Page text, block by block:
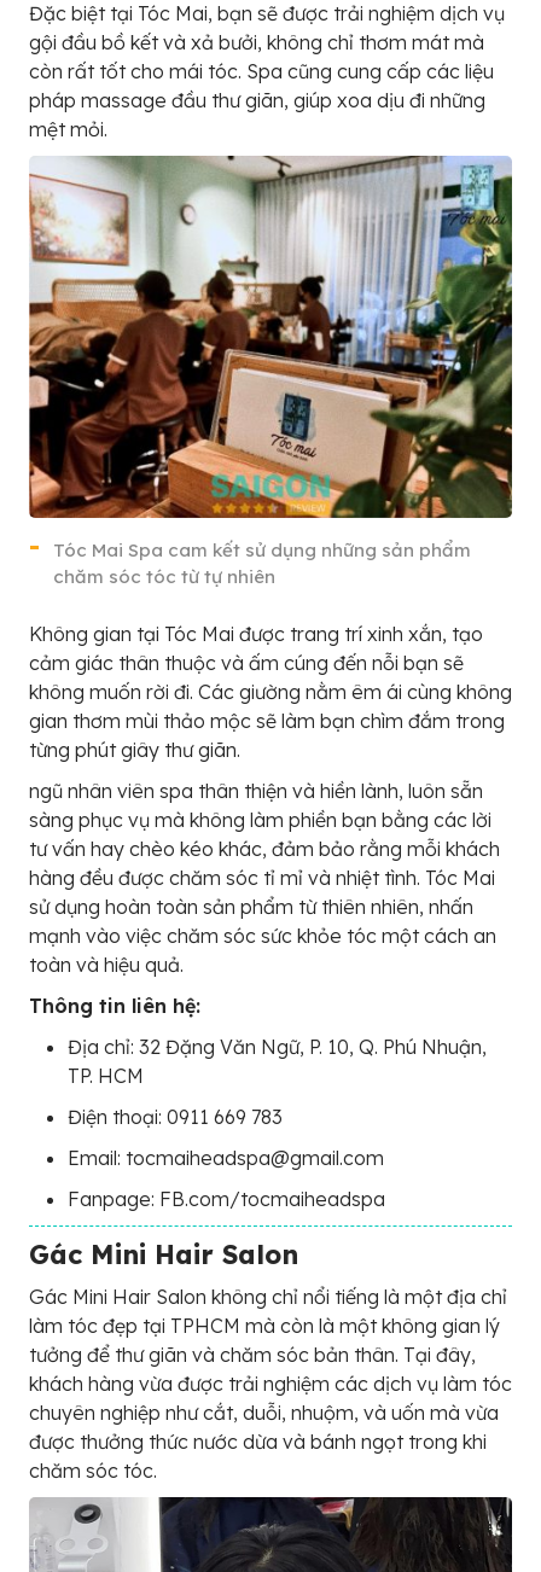
Đặc biệt tại Tóc Mai, bạn sẽ được trải nghiệm dịch vụ
gội đầu bồ kết và xả bưởi, không chỉ thơm mát mà
còn rất tốt cho mái tóc. Spa cũng cung cấp các liệu
pháp massage đầu thư giãn, giúp xoa dịu đi những
mệt mỏi.
Tóc Mai Spa cam kết sử dụng những sản phẩm
chăm sóc tóc từ tự nhiên
Không gian tại Tóc Mai được trang trí xinh xắn, tạo
cảm giác thân thuộc và ấm cúng đến nỗi bạn sẽ
không muốn rời đi. Các giường nằm êm ái cùng không
gian thơm mùi thảo mộc sẽ làm bạn chìm đắm trong
từng phút giây thư giãn.
ngũ nhân viên spa thân thiện và hiền lành, luôn sẵn
sàng phục vụ mà không làm phiền bạn bằng các lời
tư vấn hay chèo kéo khác, đảm bảo rằng mỗi khách
hàng đều được chăm sóc tỉ mỉ và nhiệt tình. Tóc Mai
sử dụng hoàn toàn sản phẩm từ thiên nhiên, nhấn
mạnh vào việc chăm sóc sức khỏe tóc một cách an
toàn và hiệu quả.
Thông tin liên hệ:
Địa chỉ: 32 Đặng Văn Ngữ, P. 10, Q. Phú Nhuận,
TP. HCM
Điện thoại: 0911 669 783
Email: tocmaiheadspa@gmail.com
Fanpage: FB.com/tocmaiheadspa
Gác Mini Hair Salon
Gác Mini Hair Salon không chỉ nổi tiếng là một địa chỉ
làm tóc đẹp tại TPHCM mà còn là một không gian lý
tưởng để thư giãn và chăm sóc bản thân. Tại đây,
khách hàng vừa được trải nghiệm các dịch vụ làm tóc
chuyên nghiệp như cắt, duỗi, nhuộm, và uốn mà vừa
được thưởng thức nước dừa và bánh ngọt trong khi
chăm sóc tóc.